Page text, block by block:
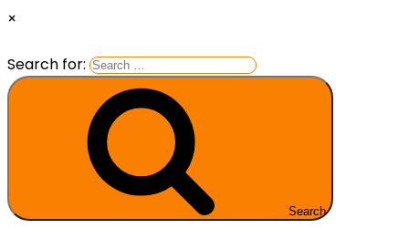
×
Search for:
Search